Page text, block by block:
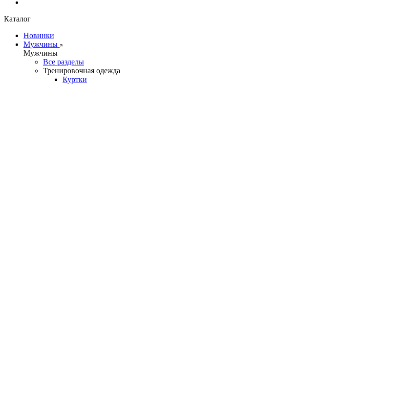
Каталог
Новинки
Мужчины
Мужчины
Все разделы
Тренировочная одежда
Куртки